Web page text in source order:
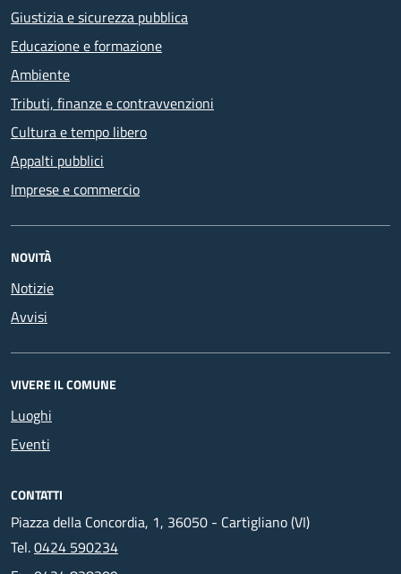
Giustizia e sicurezza pubblica
Educazione e formazione
Ambiente
Tributi, finanze e contravvenzioni
Cultura e tempo libero
Appalti pubblici
Imprese e commercio
NOVITÀ
Notizie
Avvisi
VIVERE IL COMUNE
Luoghi
Eventi
CONTATTI
Piazza della Concordia, 1, 36050 - Cartigliano (VI)
Tel.0424 590234